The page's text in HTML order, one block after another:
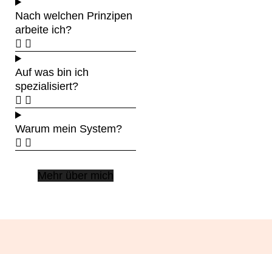
Nach welchen Prinzipen
arbeite ich?
Auf was bin ich
spezialisiert?
Warum mein System?
Mehr über mich